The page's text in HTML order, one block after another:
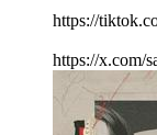
https://
https://x.com/